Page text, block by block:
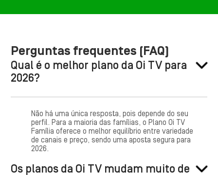
Perguntas frequentes (FAQ)
Qual é o melhor plano da Oi TV para
2026?
Não há uma única resposta, pois depende do seu
perfil. Para a maioria das famílias, o Plano Oi TV
Família oferece o melhor equilíbrio entre variedade
de canais e preço, sendo uma aposta segura para
2026.
Os planos da Oi TV mudam muito de